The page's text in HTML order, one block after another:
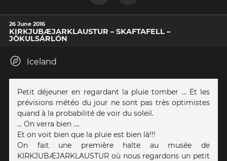
26 June 2016
KIRKJUBÆJARKLAUSTUR – SKAFTAFELL –
JÖKULSÁRLÓN
Iceland
Petit déjeuner en regardant la pluie tomber ... Et les
prévisions météo du jour ne sont pas très optimistes
quand à la probabilité de voir du soleil.
... On verra bien ....
Et on voit bien que la pluie est bien là!!!
On fait une première halte au musée de
KIRKJUBÆJARKLAUSTUR où nous regardons un petit